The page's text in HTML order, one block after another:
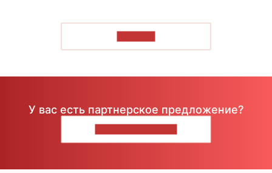
У вас есть партнерское предложение?